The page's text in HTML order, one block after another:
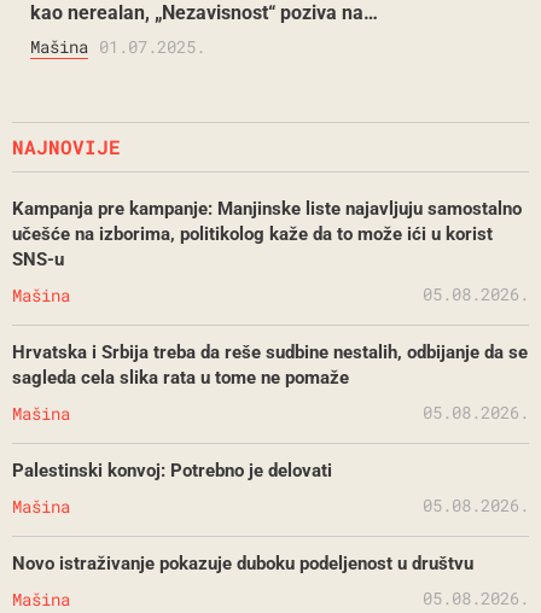
kao nerealan, „Nezavisnost“ poziva na…
Mašina 01.07.2025.
NAJNOVIJE
Kampanja pre kampanje: Manjinske liste najavljuju samostalno
učešće na izborima, politikolog kaže da to može ići u korist
SNS-u
Mašina 05.08.2026.
Hrvatska i Srbija treba da reše sudbine nestalih, odbijanje da se
sagleda cela slika rata u tome ne pomaže
Mašina 05.08.2026.
Palestinski konvoj: Potrebno je delovati
Mašina 05.08.2026.
Novo istraživanje pokazuje duboku podeljenost u društvu
Mašina 05.08.2026.